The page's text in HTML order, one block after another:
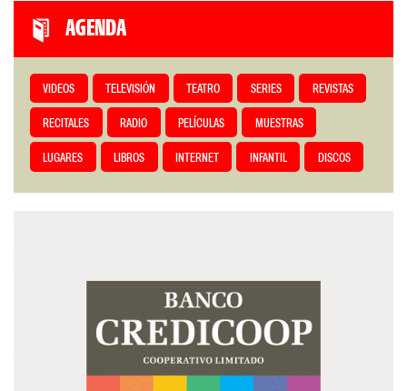
AGENDA
VIDEOS TELEVISIÓN TEATRO SERIES REVISTAS
RECITALES RADIO PELÍCULAS MUESTRAS
LUGARES LIBROS INTERNET INFANTIL DISCOS